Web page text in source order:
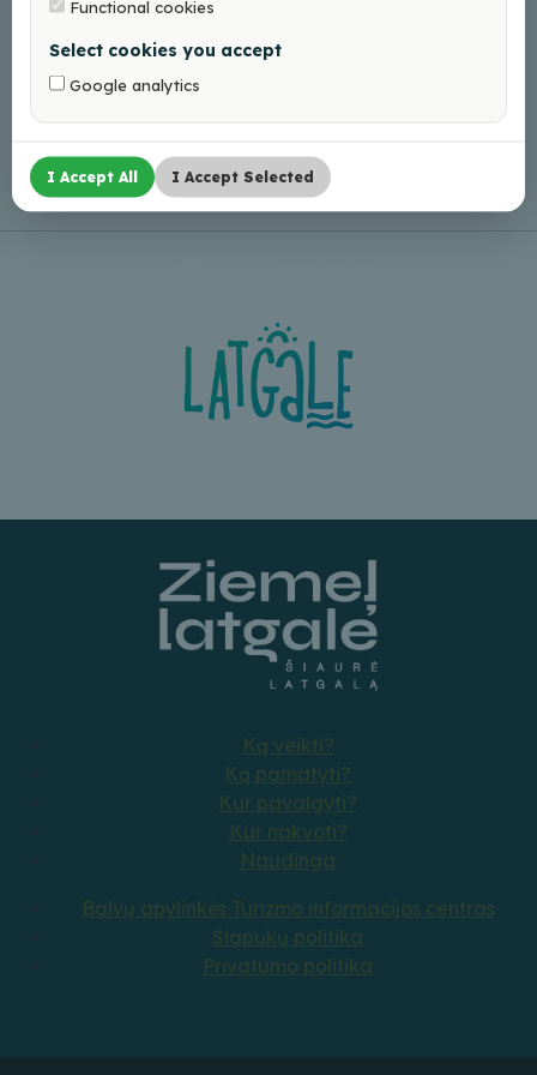
Tel.: +371 29272948
Ką veikti?
Ką pamatyti?
Kur pavalgyti?
Kur nakvoti?
Naudinga
Balvų apylinkės Turizmo informacijos centras
Slapukų politika
Privatumo politika
Functional cookies
Select cookies you accept
Google analytics
I Accept All I Accept Selected